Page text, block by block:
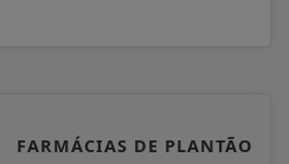
FARMÁCIAS DE PLANTÃO